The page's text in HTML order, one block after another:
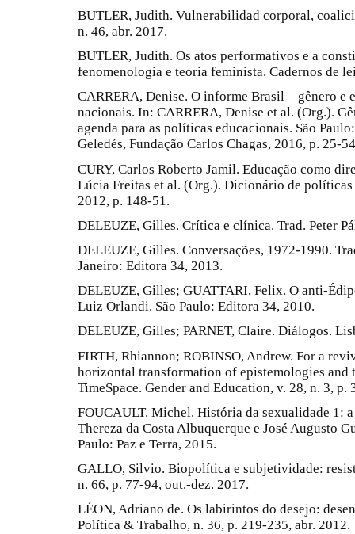
BUTLER, Judith. Vulnerabilidad corporal,
n. 46, abr. 2017.
BUTLER, Judith. Os atos performativos e a
fenomenologia e teoria feminista. Cadernos de
CARRERA, Denise. O informe Brasil – gênero e
nacionais. In: CARRERA, Denise et al. (Org.).
agenda para as políticas educacionais. São
Geledés, Fundação Carlos Chagas, 2016, p. 25-
CURY, Carlos Roberto Jamil. Educação como
Lúcia Freitas et al. (Org.). Dicionário de
2012, p. 148-51.
DELEUZE, Gilles. Crítica e clínica. Trad. Peter
DELEUZE, Gilles. Conversações, 1972-1990.
Janeiro: Editora 34, 2013.
DELEUZE, Gilles; GUATTARI, Felix. O anti-
Luiz Orlandi. São Paulo: Editora 34, 2010.
DELEUZE, Gilles; PARNET, Claire. Diálogos.
FIRTH, Rhiannon; ROBINSO, Andrew. For a
horizontal transformation of epistemologies and
TimeSpace. Gender and Education, v. 28, n. 3, p.
FOUCAULT. Michel. História da sexualidade 1:
Thereza da Costa Albuquerque e José Augusto
Paulo: Paz e Terra, 2015.
GALLO, Silvio. Biopolítica e subjetividade:
n. 66, p. 77-94, out.-dez. 2017.
LÉON, Adriano de. Os labirintos do desejo:
Política & Trabalho, n. 36, p. 219-235, abr. 2012.